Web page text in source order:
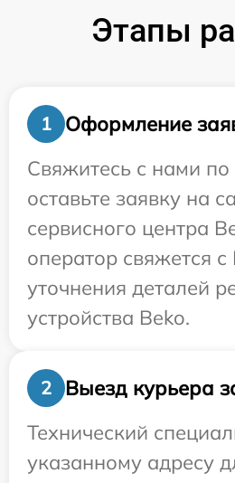
Этапы
1
Оформление
Свяжитесь с нами
оставьте заявку на
сервисного центра
оператор свяжется
уточнения деталей
устройства Beko.
2
Выезд курьера
Технический
указанному адресу